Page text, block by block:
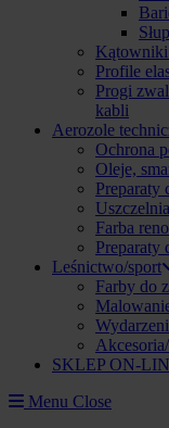
Kątowniki
Profile
Progi
kabli
Aerozole
Ochrona
Oleje,
Preparaty
Farba
Preparaty
Leśnictwo/sport
Farby do
SKLEP ON-
Menu Close